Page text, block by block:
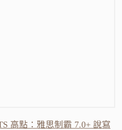
高點：雅思制霸 7.0+ 說寫